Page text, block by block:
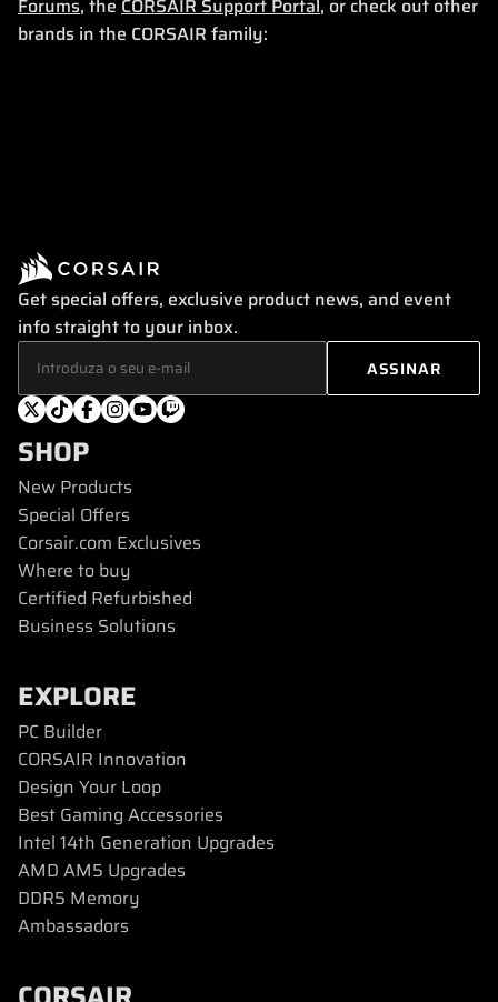
Forums, the CORSAIR Support Portal, or check out other
brands in the CORSAIR family:
Get special offers, exclusive product news, and event
info straight to your inbox.
SHOP
New Products
Special Offers
Corsair.com Exclusives
Where to buy
Certified Refurbished
Business Solutions
EXPLORE
PC Builder
CORSAIR Innovation
Design Your Loop
Best Gaming Accessories
Intel 14th Generation Upgrades
AMD AM5 Upgrades
DDR5 Memory
Ambassadors